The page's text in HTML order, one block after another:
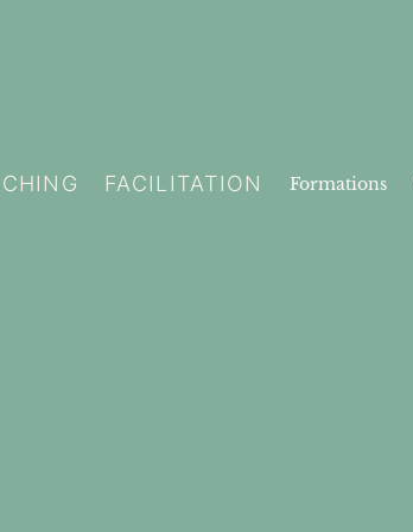
FACILITATION Formations